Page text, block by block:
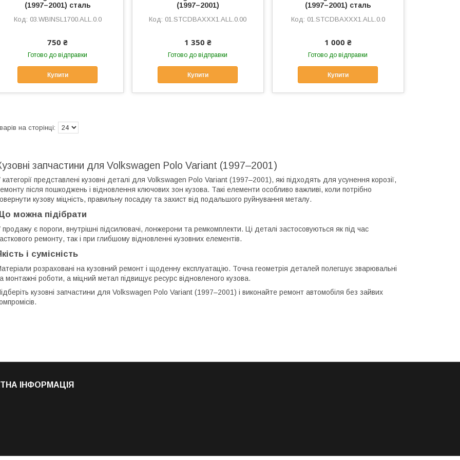
(1997–2001) сталь
03.WBINSL1700.ALL.0.0
750 ₴
Готово до відправки
Купити
(1997–2001)
01.STCDBAXXX1.ALL.0.00
1 350 ₴
Готово до відправки
Купити
(1997–2001) сталь
01.STCDBAXXX1.ALL.0.0
1 000 ₴
Готово до відправки
Купити
запчастини для Volkswagen Polo Variant (1997–2001)
категорії представлені кузовні деталі для Volkswagen Polo Variant (1997–2001), які підходять для усунення корозії,
після пошкоджень і відновлення ключових зон кузова. Такі елементи особливо важливі, коли потрібно
кузову міцність, правильну посадку та захист від подальшого руйнування металу.
можна підібрати
продажу є пороги, внутрішні підсилювачі, лонжерони та ремкомплекти. Ці деталі застосовуються як під час
ремонту, так і при глибшому відновленні кузовних елементів.
і сумісність
розраховані на кузовний ремонт і щоденну експлуатацію. Точна геометрія деталей полегшує зварювальні
монтажні роботи, а міцний метал підвищує ресурс відновленого кузова.
кузовні запчастини для Volkswagen Polo Variant (1997–2001) і виконайте ремонт автомобіля без зайвих
ІНФОРМАЦІЯ